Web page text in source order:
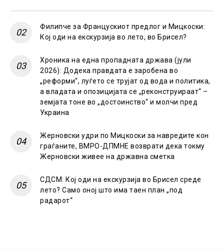
Филипче за Францускиот предлог и Мицкоски:
Кој оди на екскурзија во лето, во Брисел?
Хроника на една пропадната држава (јули
2026): Додека правдата е заробена во
„реформи“, луѓето се трујат од вода и политика,
а владата и опозицијата се „реконструираат“ –
земјата тоне во „достоинство“ и молчи пред
Украина
Жерновски удри по Мицкоски за навредите кон
граѓаните, ВМРО-ДПМНЕ возврати дека токму
Жерновски живее на државна сметка
СДСМ: Кој оди на екскурзија во Брисел среде
лето? Само оној што има таен план „под
радарот“